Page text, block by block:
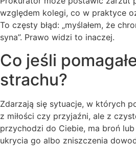
względem kolegi, co w praktyce
To częsty błąd: „myślałem, że
syna”. Prawo widzi to inaczej.
Co jeśli
strachu?
Zdarzają się sytuacje, w których
z miłości czy przyjaźni, ale z
przychodzi do Ciebie, ma broń
ukrycia go albo zniszczenia